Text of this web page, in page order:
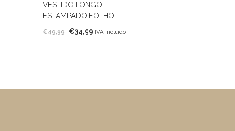
VESTIDO LONGO
ESTAMPADO FOLHO
€49,99 O
€34,99 O
IVA incluído